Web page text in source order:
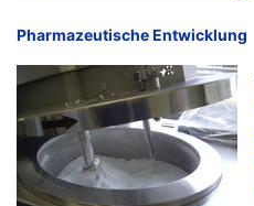
Pharmazeutische Entwicklung